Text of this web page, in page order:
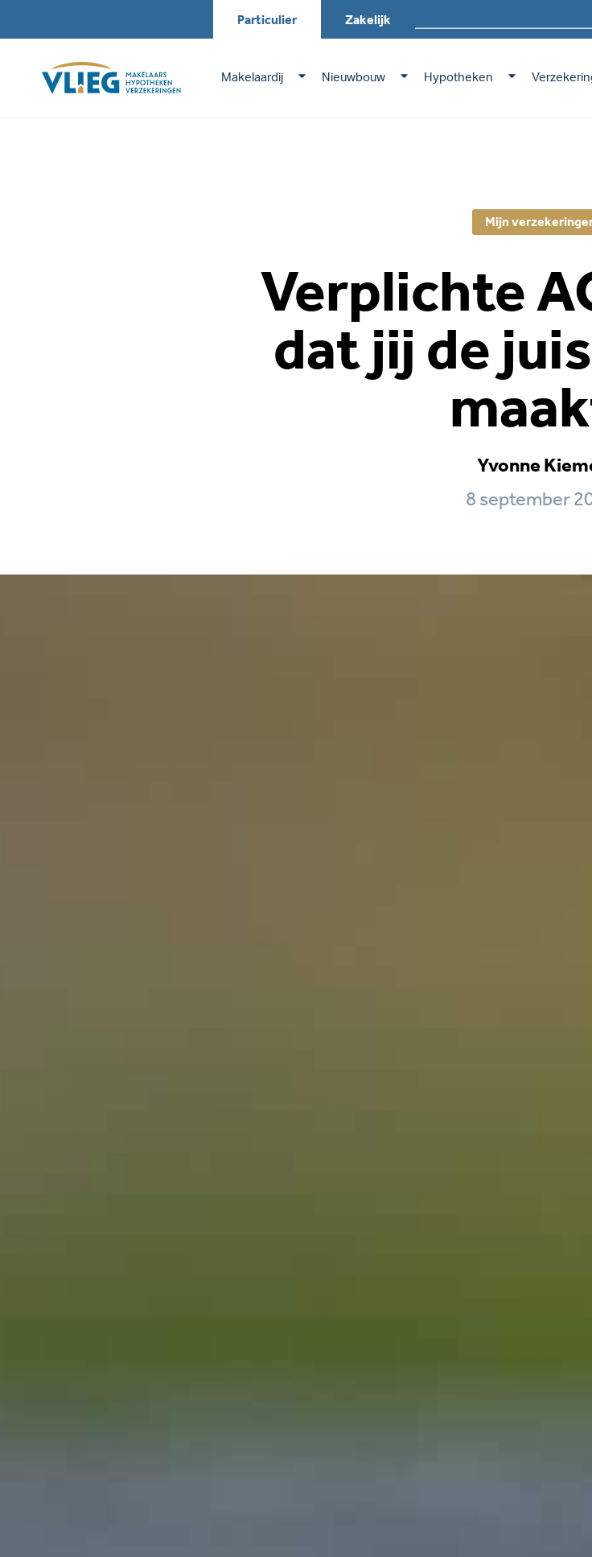
Particulier Zakelijk
Makelaardij Nieuwbouw Hypotheken
Mijn
Verplichte
dat jij de
Yvonne
8 september